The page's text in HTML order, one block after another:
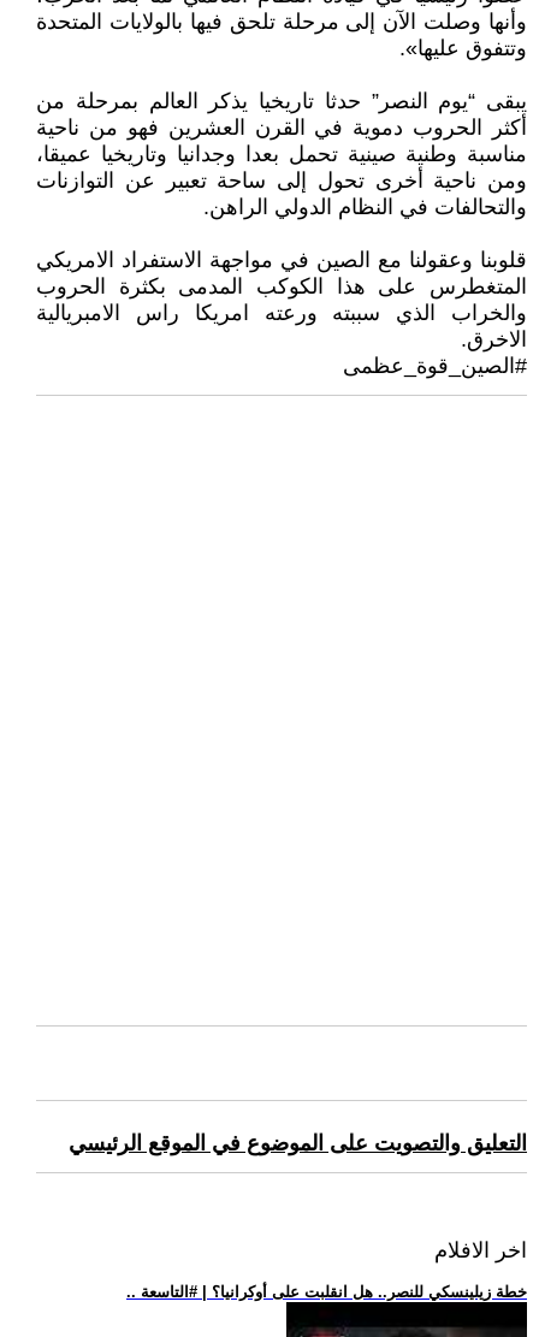
وأنها وصلت الآن إلى مرحلة تلحق فيها بالولايات المتحدة
وتتفوق عليها».
يبقى “يوم النصر” حدثا تاريخيا يذكر العالم بمرحلة من
أكثر الحروب دموية في القرن العشرين فهو من ناحية
مناسبة وطنية صينية تحمل بعدا وجدانيا وتاريخيا عميقا،
ومن ناحية أخرى تحول إلى ساحة تعبير عن التوازنات
والتحالفات في النظام الدولي الراهن.
قلوبنا وعقولنا مع الصين في مواجهة الاستفراد الامريكي
المتغطرس على هذا الكوكب المدمى بكثرة الحروب
والخراب الذي سببته ورعته امريكا راس الامبريالية
الاخرق.
#الصين_قوة_عظمى
التعليق والتصويت على الموضوع في الموقع الرئيسي
اخر الافلام
.. خطة زيلينسكي للنصر.. هل انقلبت على أوكرانيا؟ | #التاسعة